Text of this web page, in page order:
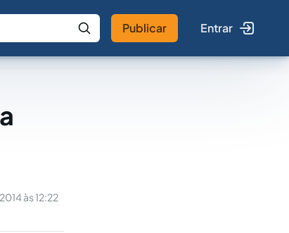
Buscar no Jus
Publicar Entrar
às 12:22